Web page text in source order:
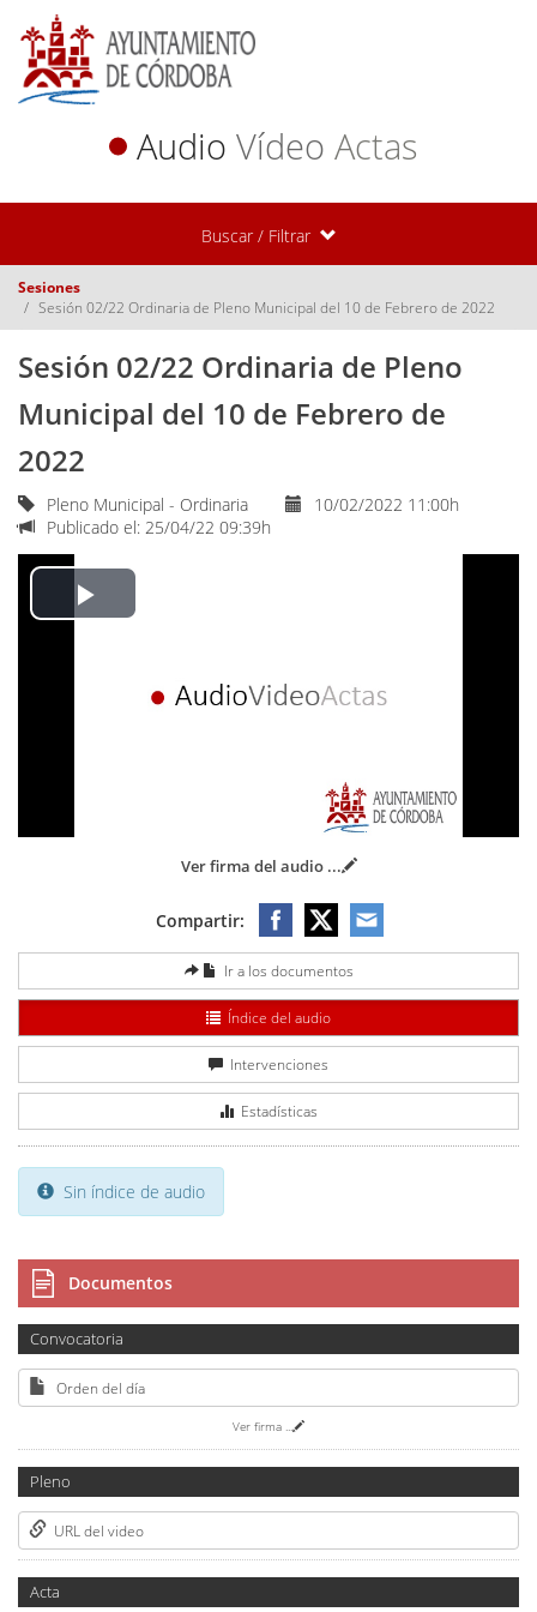
Audio Vídeo Actas
Buscar / Filtrar
Sesiones
Sesión 02/22 Ordinaria de Pleno Municipal del 10 de Febrero de 2022
Sesión 02/22 Ordinaria de Pleno
Municipal del 10 de Febrero de
2022
Pleno Municipal - Ordinaria
10/02/2022 11:00h
Publicado el: 25/04/22 09:39h
Play
Ver firma del audio ...
Compartir:
Ir a los documentos
Índice del audio
Intervenciones
Estadísticas
Sin índice de audio
Documentos
Convocatoria
Orden del día
Ver firma ...
Pleno
URL del video
Acta